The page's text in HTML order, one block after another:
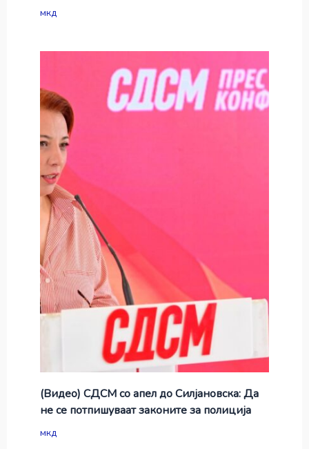
мкд
(Видео) СДСМ со апел до Силјановска: Да
не се потпишуваат законите за полиција
мкд